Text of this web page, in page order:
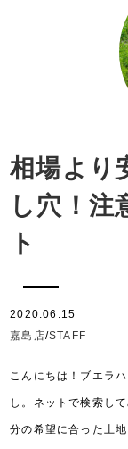
相場より
し穴！注
ト
2020.06.15
嘉島店/STAFF
こんにちは！ブエラ
し。ネットで検索し
分の希望に合った土